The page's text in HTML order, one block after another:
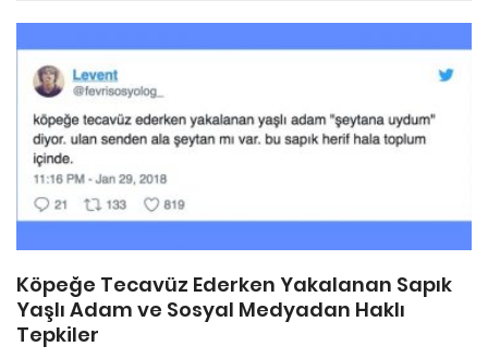
Köpeğe Tecavüz Ederken Yakalanan Sapık
Yaşlı Adam ve Sosyal Medyadan Haklı
Tepkiler